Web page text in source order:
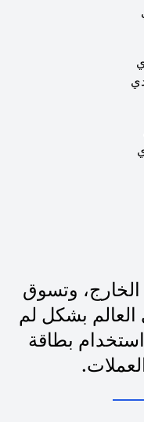
الخارج، وتسوق
بشكل لم
بطاقة